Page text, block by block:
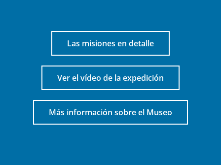
Las misiones en detalle
Ver el vídeo de la expedición
Más información sobre el Museo